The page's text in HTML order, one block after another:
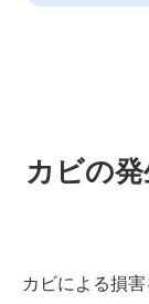
カビの
カビによる損